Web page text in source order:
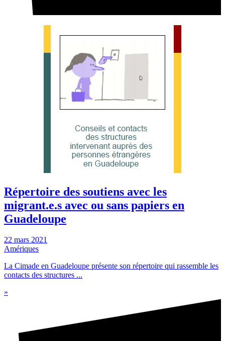
Répertoire des soutiens avec les
migrant.e.s avec ou sans papiers en
Guadeloupe
22 mars 2021
Amériques
La Cimade en Guadeloupe présente son répertoire qui rassemble les
contacts des structures ...
»